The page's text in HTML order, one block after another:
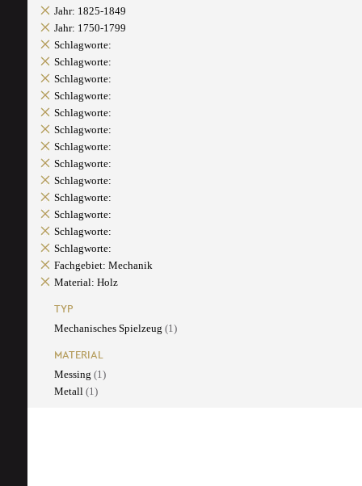
Jahr: 1825-1849
Jahr: 1750-1799
Schlagworte:
Schlagworte:
Schlagworte:
Schlagworte:
Schlagworte:
Schlagworte:
Schlagworte:
Schlagworte:
Schlagworte:
Schlagworte:
Schlagworte:
Schlagworte:
Schlagworte:
Fachgebiet: Mechanik
Material: Holz
TYP
Mechanisches Spielzeug (1)
MATERIAL
Messing (1)
Metall (1)